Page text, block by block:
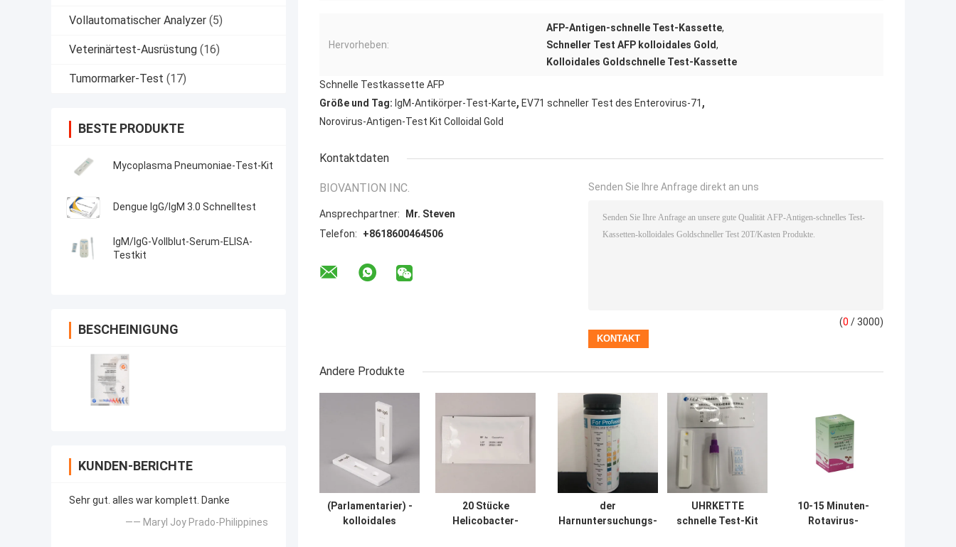
Vollautomatischer Analyzer (5)
Veterinärtest-Ausrüstung (16)
Tumormarker-Test (17)
BESTE PRODUKTE
Mycoplasma Pneumoniae-Test-Kit
Dengue IgG/IgM 3.0 Schnelltest
IgM/IgG-Vollblut-Serum-ELISA-
Testkit
BESCHEINIGUNG
KUNDEN-BERICHTE
Sehr gut. alles war komplett. Danke
—— Maryl Joy Prado-Philippines
Hervorheben:
AFP-Antigen-schnelle Test-Kassette,
Schneller Test AFP kolloidales Gold,
Kolloidales Goldschnelle Test-Kassette
Schnelle Testkassette AFP
Größe und Tag: IgM-Antikörper-Test-Karte, EV71 schneller Test des Enterovirus-71 ,
Norovirus-Antigen-Test Kit Colloidal Gold
Kontaktdaten
BIOVANTION INC.
Ansprechpartner:
Mr. Steven
Telefon:
+8618600464506
Senden Sie Ihre Anfrage direkt an uns
(0 / 3000)
Andere Produkte
(Parlamentarier) -
kolloidales
20 Stücke
Helicobacter-
der
Harnuntersuchungs-
UHRKETTE
schnelle Test-Kit
10-15 Minuten-
Rotavirus-